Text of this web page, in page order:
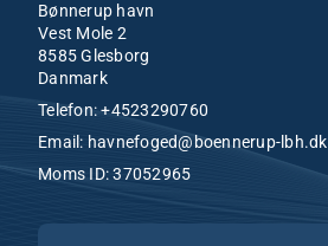
Bønnerup havn
Vest Mole 2
8585 Glesborg
Danmark
Telefon:+4523290760
Email: havnefoged@boennerup-lbh.dk
Moms ID: 37052965